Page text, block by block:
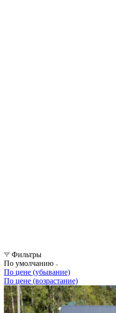
Фильтры
По умолчанию
По цене (убывание)
По цене (возрастание)